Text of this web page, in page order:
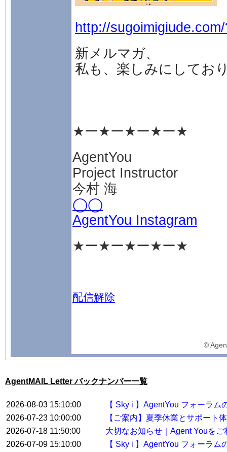
http://
新メルマガ、
私も、楽しみにしてお
★ー★ー★ー★ー★
AgentYou
Project Instructor
今村 海
◯◯
AgentYou Instagram
★ー★ー★ー★ー★
配信解除
©️
AgentMAIL Letter バックナンバー一覧
2026-08-03 15:10:00
【 Sky i 】AgentYou フォーラ
2026-07-23 10:00:00
【ご案内】夏季休業とサポート
2026-07-18 11:50:00
大切なお知らせ｜Agent Youを
2026-07-09 15:10:00
【 Sky i 】AgentYou フォーラ